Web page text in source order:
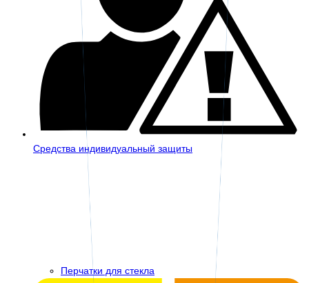
Средства индивидуальный защиты
Перчатки для стекла